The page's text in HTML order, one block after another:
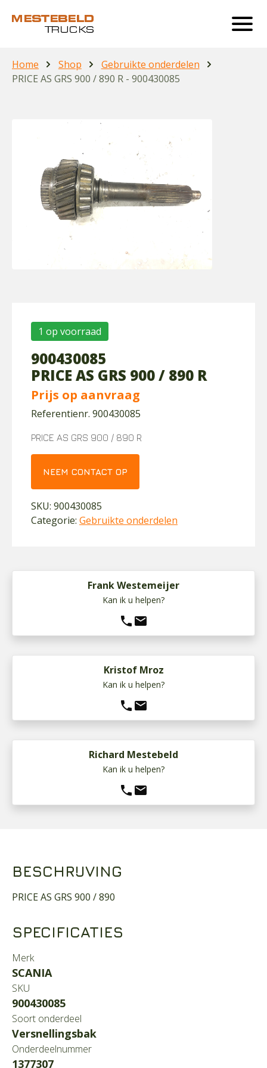
Home Shop
Gebruikte onderdelen
PRICE AS GRS 900 / 890 R - 900430085
1 op voorraad
900430085
PRICE AS GRS 900 / 890 R
Prijs op aanvraag
Referentienr. 900430085
PRICE AS GRS 900 / 890 R
NEEM CONTACT OP
SKU: 900430085
Categorie: Gebruikte onderdelen
Frank Westemeijer
Kan ik u helpen?
phone mail
Kristof Mroz
Kan ik u helpen?
phone mail
Richard Mestebeld
Kan ik u helpen?
phone mail
BESCHRIJVING
PRICE AS GRS 900 / 890
SPECIFICATIES
Merk
SCANIA
SKU
900430085
Soort onderdeel
Versnellingsbak
Onderdeelnummer
1377307